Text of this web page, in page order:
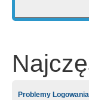
Problemy